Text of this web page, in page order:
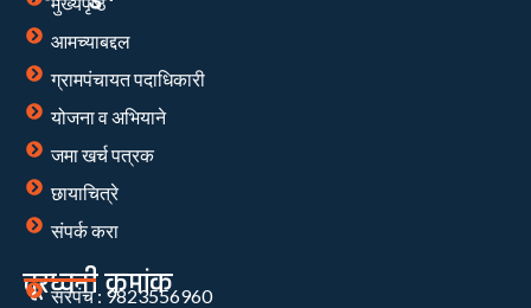
आमच्याबद्दल
ग्रामपंचायत पदाधिकारी
योजना व अभियाने
जमा खर्च पत्रक
छायाचित्रे
संपर्क करा
दूरध्वनी क्रमांक
सरपंच : 9823556960